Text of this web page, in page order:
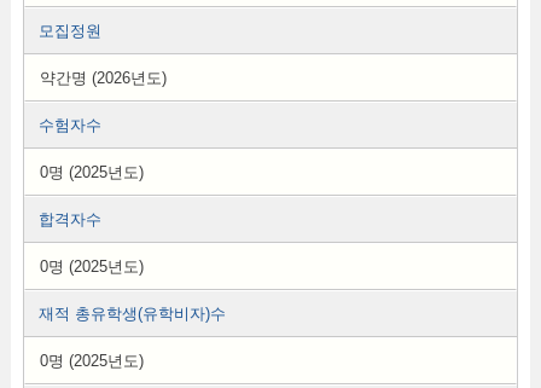
모집정원
약간명 (2026년도)
수험자수
0명 (2025년도)
합격자수
0명 (2025년도)
재적 총유학생(유학비자)수
0명 (2025년도)